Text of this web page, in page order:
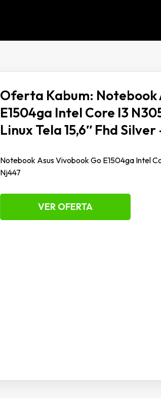
Oferta Kabum: Notebook
E1504ga Intel Core I3
Linux Tela 15,6″ Fhd Silver
Notebook Asus Vivobook Go E1504ga Intel
Nj447
VER OFERTA